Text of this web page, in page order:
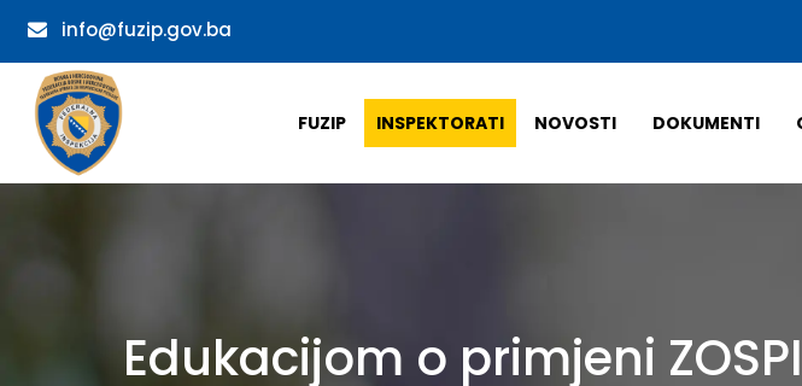
info@fuzip.gov.ba
FUZIP INSPEKTORATI NOVOSTI DOKUMENTI
Edukacijom o primjeni